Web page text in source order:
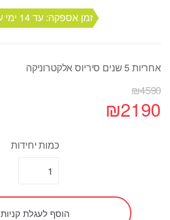
זמן אספקה: עד 14 ימי עסקים
אחריות 5 שנים סיריוס אלקטרוניקה
₪4590
₪2190
כמות יחידות
הוסף לעגלת קניות